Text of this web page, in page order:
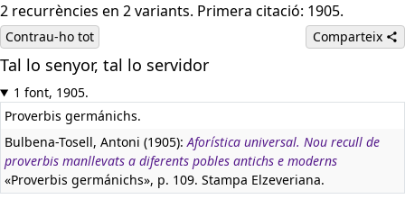
2 recurrències en 2 variants. Primera citació: 1905.
Contrau-ho tot Comparteix
Tal lo senyor, tal lo servidor
1 font, 1905.
Proverbis germánichs.
Bulbena-Tosell, Antoni (1905):Aforística universal. Nou recull de
proverbis manllevats a diferents pobles antichs e moderns
«Proverbis germánichs», p. 109. Stampa Elzeveriana.